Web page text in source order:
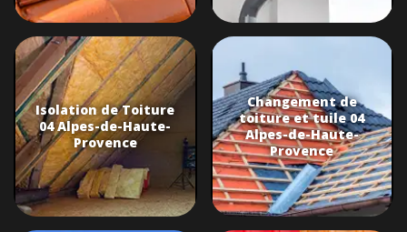
Isolation de Toiture
04 Alpes-de-Haute-
Provence
Changement de
toiture et tuile 04
Alpes-de-Haute-
Provence